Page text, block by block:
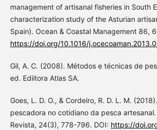
management of artisanal fisheries in South
characterization study of the Asturian
Spain). Ocean & Coastal Management 86,
https://doi.org/10.1016/
Gil, A. C. (2008). Métodos e técnicas de
ed. Ediitora Atlas SA.
Goes, L. D. O., & Cordeiro, R. D. L. M.
pescadora no cotidiano da pesca
Revista, 24(3), 778-796. DOI: https://